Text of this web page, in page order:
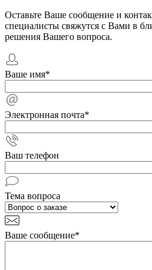
Оставьте Ваше сообщение и
специалисты свяжутся с Вами в
решения Вашего вопроса.
Ваше имя*
Электронная почта*
Ваш телефон
Тема вопроса
Ваше сообщение*